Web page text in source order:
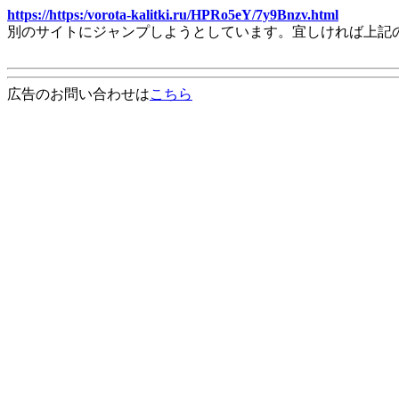
https://https:/vorota-kalitki.ru/HPRo5eY/7y9Bnzv.html
別のサイトにジャンプしようとしています。宜しければ上
広告のお問い合わせはこちら